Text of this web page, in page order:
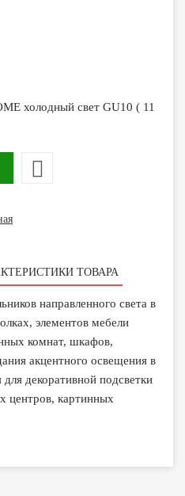
холодный свет GU10 ( 11
ТОВАРА
направленного света в
элементов мебели
комнат, шкафов,
акцентного освещения в
декоративной подсветки
центров, картинных